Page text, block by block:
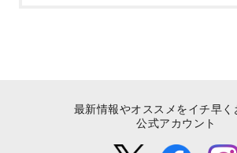
最新情報やオススメをイチ早く
公式アカウント